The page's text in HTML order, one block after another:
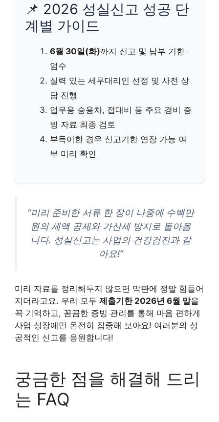
📌 2026 성실신고 성공 단
계별 가이드
6월 30일(화)까지 신고 및 납부 기한
엄수
실력 있는 세무대리인 선정 및 사전 상
담 진행
업무용 승용차, 접대비 등 주요 경비 증
빙 자료 최종 검토
부득이한 경우 신고기한 연장 가능 여
부 미리 확인
“미리 준비한 서류 한 장이 나중에 수백만
원의 세액 공제와 가산세 방지로 돌아옵
니다. 성실신고는 사업의 건강검진과 같
아요!”
미리 자료를 정리해두지 않으면 막판에 정말 힘들어
지더라고요. 우리 모두 제출기한 2026년 6월 말을
꼭 기억하고, 꼼꼼한 증빙 관리를 통해 마음 편하게
사업 성장에만 온전히 집중해 보아요! 여러분의 성
공적인 신고를 응원합니다!
궁금한 점을 해결해 드리
는 FAQ